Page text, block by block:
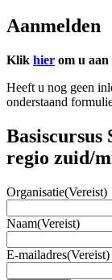
Aanmelden
Klik hier om u aan
Heeft u nog geen
onderstaand
Basiscursus
regio zuid/
Organisatie(Vereist)
Naam(Vereist)
E-mailadres(Vereist)